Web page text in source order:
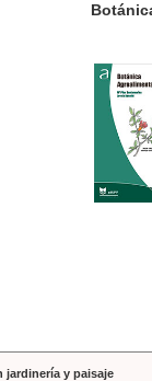
IVA
jardinería y paisaje